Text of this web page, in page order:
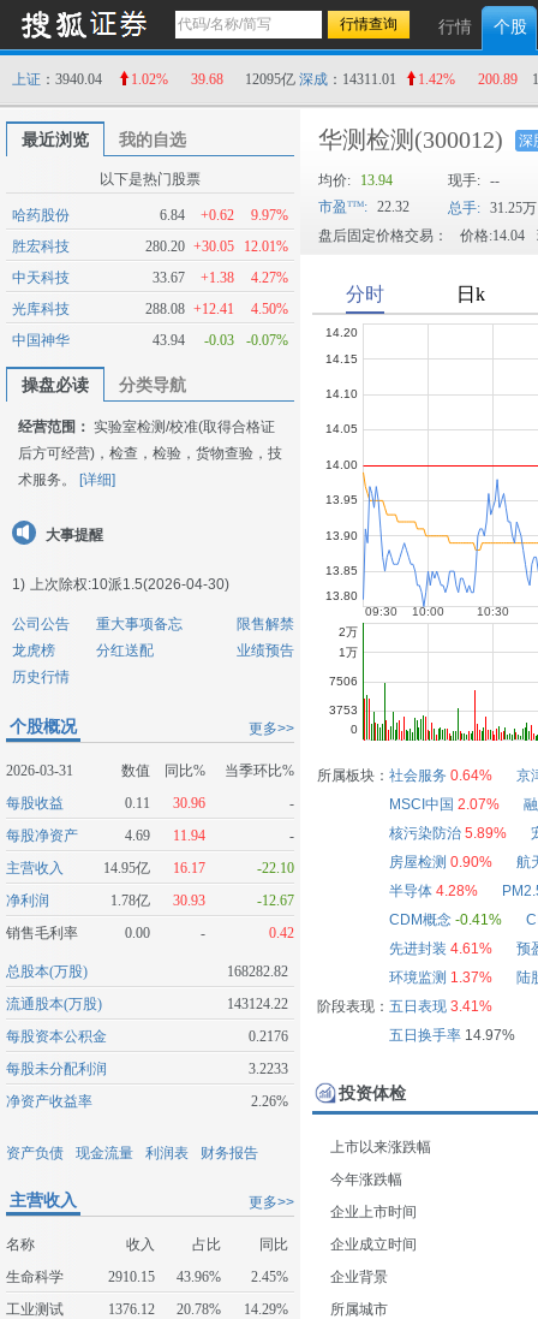
行情 个股
上证 ：3940.04 1.02% 39.68 12095亿 深成 ：14311.01 1.42% 200.89
最近浏览 我的自选
以下是热门股票
哈药股份 6.84 +0.62
9.97%
胜宏科技
280.20 +30.05
12.01%
中天科技
33.67 +1.38
4.27%
光库科技
288.08 +12.41
4.50%
中国神华
43.94 -0.03 -0.07%
操盘必读 分类导航
经营范围： 实验室检测/校准(取得合格证
后方可经营)，检查，检验，货物查验，技
术服务。
[详细]
大事提醒
1) 上次除权:10派1.5(2026-04-30)
公司公告 重大事项备忘
限售解禁
龙虎榜
分红送配
业绩预告
历史行情
更多>>
个股概况
2026-03-31 数值 同比%
当季环比%
每股收益
0.11 30.96
-
每股净资产
4.69 11.94
-
主营收入
14.95亿 16.17
-22.10
净利润
1.78亿 30.93
-12.67
销售毛利率
0.00 - 0.42
总股本(万股)
168282.82
流通股本(万股)
143124.22
每股资本公积金
0.2176
每股未分配利润
3.2233
净资产收益率
2.26%
资产负债 现金流量 利润表 财务报告
更多>>
主营收入
名称 收入 占比
同比
生命科学
2910.15 43.96%
2.45%
工业测试
1376.12 20.78%
14.29%
华测检测 (300012) 深
均价: 13.94 现手: --
市盈
: 22.32 总手: 31.25万
盘后固定价格交易：
价格:14.04
所属板块： 社会服务 0.64%
京
MSCI中国 2.07%
核污染防治 5.89%
房屋检测 0.90%
航
半导体 4.28%
CDM概念 -0.41%
先进封装 4.61%
预
环境监测 1.37%
陆
阶段表现： 五日表现 3.41%
五日换手率14.97%
投资体检
上市以来涨跌幅
今年涨跌幅
企业上市时间
企业成立时间
企业背景
所属城市